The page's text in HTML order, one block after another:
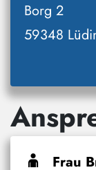
Borg 2
59348
Frau